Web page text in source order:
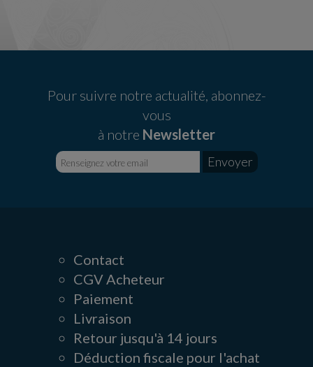
Pour suivre notre actualité, abonnez-
vous
à notre Newsletter
Contact
CGV Acheteur
Paiement
Livraison
Retour jusqu'à 14 jours
Déduction fiscale pour l'achat